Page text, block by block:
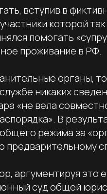
вступив в
которой
помогать
проживание в РФ.
органы,
никаких
«не вела
В
режима за
предварительному
аргументируя это
суд общей